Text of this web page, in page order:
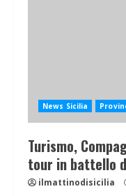
News Sicilia
Turismo,
tour in battello
ilmattinodisicilia